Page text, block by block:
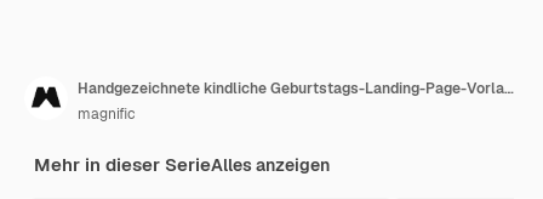
Handgezeichnete kindliche Geburtstags-Landing-Page-Vorlage
magnific
Mehr in dieser SerieAlles anzeigen